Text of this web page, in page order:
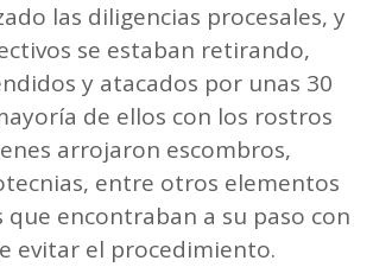
las diligencias procesales, y
se estaban retirando,
y atacados por unas 30
de ellos con los rostros
arrojaron escombros,
entre otros elementos
encontraban a su paso con
evitar el procedimiento.